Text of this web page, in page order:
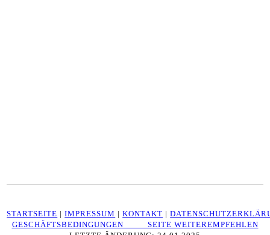
STARTSEITE |IMPRESSUM |KONTAKT |
GESCHÄFTSBEDINGUNGEN SEITE WEITEREMPFEHLEN